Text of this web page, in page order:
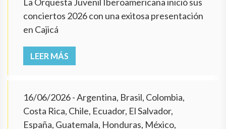
conciertos 2026 con una exitosa presentación
en Cajicá
LEER MÁS
16/06/2026- Argentina, Brasil, Colombia,
Costa Rica, Chile, Ecuador, El Salvador,
España, Guatemala, Honduras, México,